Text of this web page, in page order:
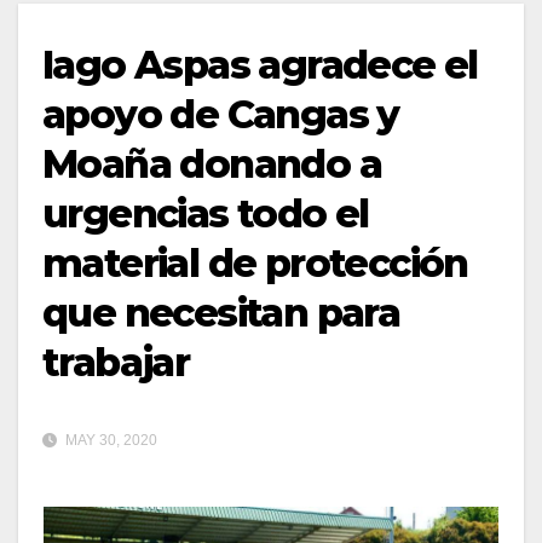
Iago Aspas agradece el
apoyo de Cangas y
Moaña donando a
urgencias todo el
material de protección
que necesitan para
trabajar
MAY 30, 2020